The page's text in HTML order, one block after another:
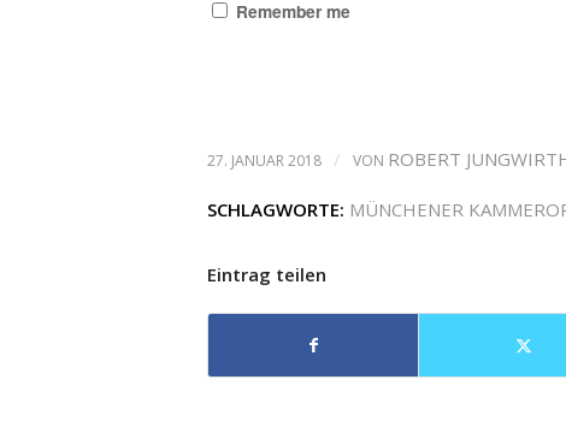
Remember me
27. JANUAR 2018 / VON ROBERT
SCHLAGWORTE: MÜNCHENER
Eintrag teilen